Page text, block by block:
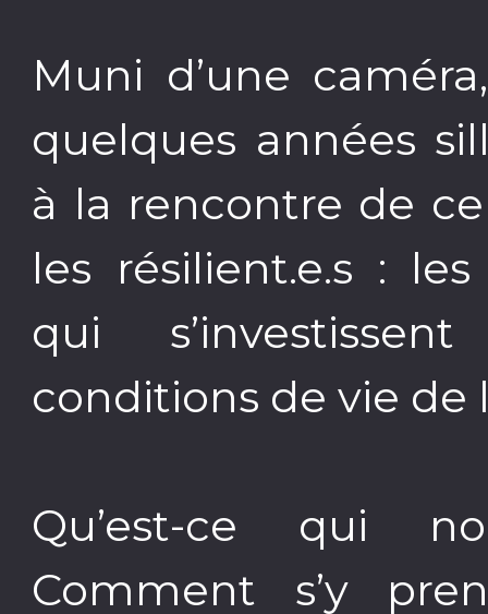
Muni d’une
quelques années
à la rencontre de
les résilient.e.s :
qui
conditions de vie
Qu’est-ce qui
Comment s’y